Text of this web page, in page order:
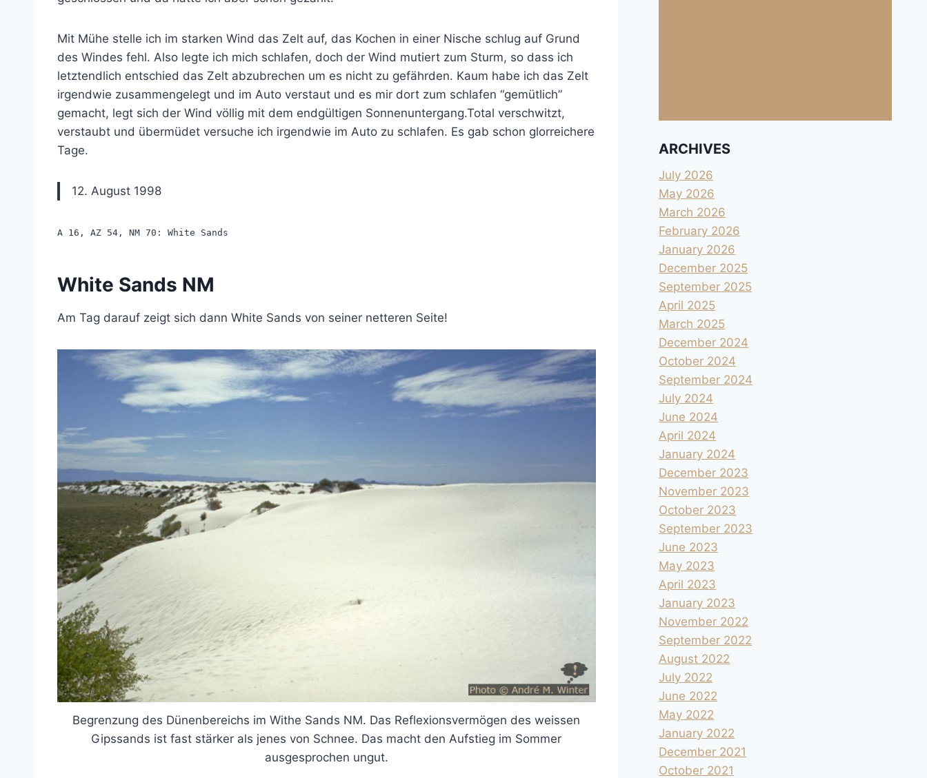
Mit Mühe stelle ich im starken Wind das Zelt auf, das Kochen in einer Nische schlug auf Grund
des Windes fehl. Also legte ich mich schlafen, doch der Wind mutiert zum Sturm, so dass ich
letztendlich entschied das Zelt abzubrechen um es nicht zu gefährden. Kaum habe ich das Zelt
irgendwie zusammengelegt und im Auto verstaut und es mir dort zum schlafen “gemütlich”
gemacht, legt sich der Wind völlig mit dem endgültigen Sonnenuntergang.Total verschwitzt,
verstaubt und übermüdet versuche ich irgendwie im Auto zu schlafen. Es gab schon glorreichere
Tage.
12. August 1998
A 16, AZ 54, NM 70: White Sands
White Sands NM
Am Tag darauf zeigt sich dann White Sands von seiner netteren Seite!
Begrenzung des Dünenbereichs im Withe Sands NM. Das Reflexionsvermögen des weissen
Gipssands ist fast stärker als jenes von Schnee. Das macht den Aufstieg im Sommer
ausgesprochen ungut.
ARCHIVES
July 2026
May 2026
March 2026
February 2026
January 2026
December 2025
September 2025
April 2025
March 2025
December 2024
October 2024
September 2024
July 2024
June 2024
April 2024
January 2024
December 2023
November 2023
October 2023
September 2023
June 2023
May 2023
April 2023
January 2023
November 2022
September 2022
August 2022
July 2022
June 2022
May 2022
January 2022
December 2021
October 2021